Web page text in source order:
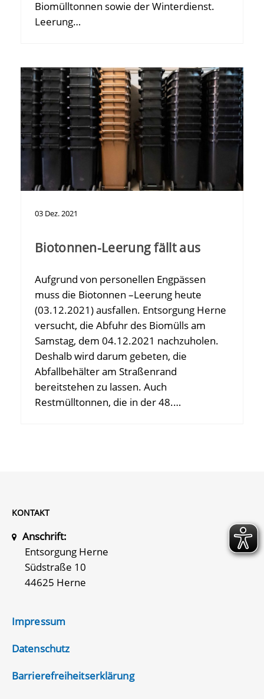
Biomülltonnen sowie der Winterdienst.
Leerung…
03 Dez.2021
Biotonnen-Leerung fällt aus
Aufgrund von personellen Engpässen
muss die Biotonnen –Leerung heute
(03.12.2021) ausfallen. Entsorgung Herne
versucht, die Abfuhr des Biomülls am
Samstag, dem 04.12.2021 nachzuholen.
Deshalb wird darum gebeten, die
Abfallbehälter am Straßenrand
bereitstehen zu lassen. Auch
Restmülltonnen, die in der 48.…
KONTAKT
Anschrift:
Entsorgung Herne
Südstraße 10
44625 Herne
Impressum
Datenschutz
Barrierefreiheitserklärung